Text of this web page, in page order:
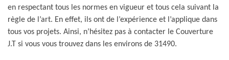
en respectant tous les normes en vigueur et tous cela suivant la
règle de l’art. En effet, ils ont de l’expérience et l’applique dans
tous vos projets. Ainsi, n’hésitez pas à contacter le Couverture
J.T si vous vous trouvez dans les environs de 31490.